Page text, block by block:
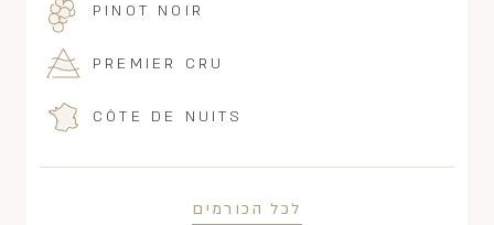
PINOT NOIR
PREMIER CRU
CÔTE DE NUITS
לכל הכורמים